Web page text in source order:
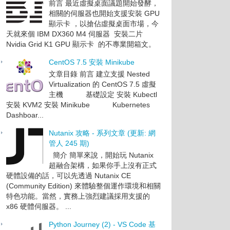
前言 最近虛擬桌面議題開始發酵，
相關的伺服器也開始支援安裝 GPU
顯示卡 ，以搶佔虛擬桌面市場，今
天就來個 IBM DX360 M4 伺服器 安裝二片
Nvidia Grid K1 GPU 顯示卡 的不專業開箱文。
CentOS 7.5 安裝 Minikube
文章目錄 前言 建立支援 Nested
Virtualization 的 CentOS 7.5 虛擬
主機 基礎設定 安裝 Kubectl
安裝 KVM2 安裝 Minikube Kubernetes
Dashboar...
Nutanix 攻略 - 系列文章 (更新: 網
管人 245 期)
簡介 簡單來說，開始玩 Nutanix
超融合架構，如果你手上沒有正式
硬體設備的話，可以先透過 Nutanix CE
(Community Edition) 來體驗整個運作環境和相關
特色功能。當然，實務上強烈建議採用支援的
x86 硬體伺服器。 ...
Python Journey (2) - VS Code 基